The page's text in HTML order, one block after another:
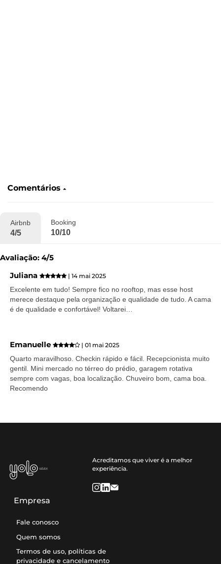
Comentários
Airbnb
4/5
Booking
10/10
Avaliação: 4/5
Juliana
| 14 mai 2025
Excelente em tudo! Sempre fico no rooftop, mas esse host
merece destaque pela organização e qualidade de tudo. A cama
é de qualidade e confortável! Voltarei…
Emanuelle | 01 mai 2025
Quarto maravilhoso. Checkin rápido e fácil. Recepcionista muito
gentil. Mini mercado no térreo do prédio, garagem rotativa
sempre com vagas, boa localização. Chuveiro bom, cama boa.
Recomendo
Acreditamos que viver é a melhor
experiência.
Empresa
Fale conosco
Quem somos
Termos de uso, políticas de
privacidade e cancelamento